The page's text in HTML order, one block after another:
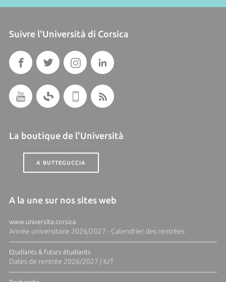
Suivre l'Università di Corsica
La boutique de l'Università
A BUTTEGUCCIA
A la une sur nos sites web
www.universita.corsica
Année universitaire 2026/2027 - Calendrier des rentrées
Etudiants & futurs étudiants
Dates de rentrée 2026/2027 | IUT